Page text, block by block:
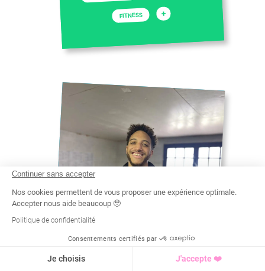
FITNESS +
Continuer sans accepter
Nos cookies permettent de vous proposer une expérience optimale.
Accepter nous aide beaucoup 🥹
Politique de confidentialité
Consentements certifiés par
Je choisis J'accepte ❤️